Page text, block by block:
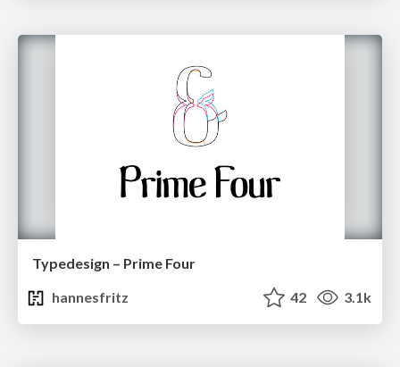
Typedesign – Prime Four
hannesfritz
42 3.1k